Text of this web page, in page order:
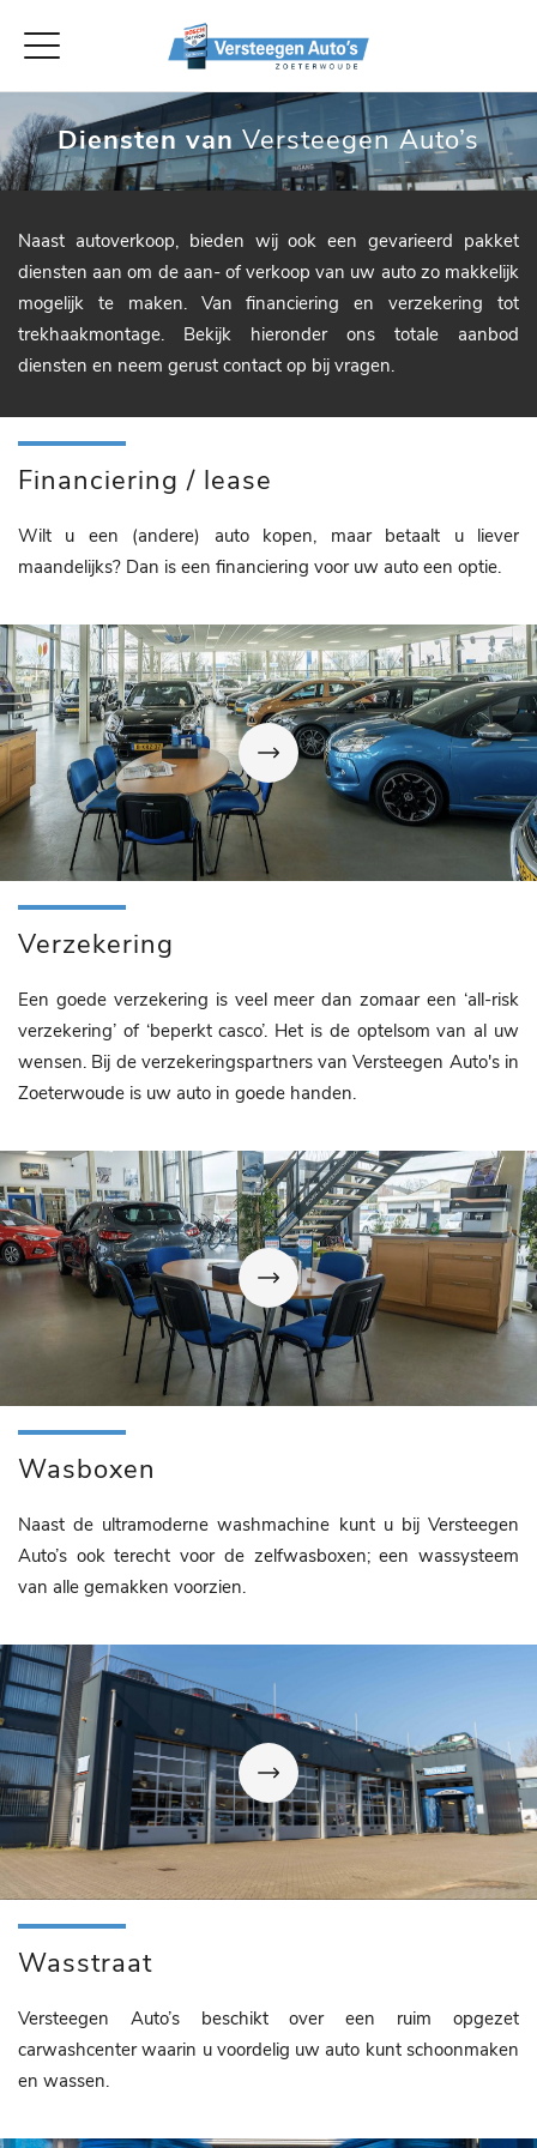
Diensten vanVersteegen Auto’s
Naast autoverkoop, bieden wij ook een gevarieerd pakket
diensten aan om de aan- of verkoop van uw auto zo makkelijk
mogelijk te maken. Van financiering en verzekering tot
trekhaakmontage. Bekijk hieronder ons totale aanbod
diensten en neem gerust contact op bij vragen.
Financiering / lease
Wilt u een (andere) auto kopen, maar betaalt u liever
maandelijks? Dan is een financiering voor uw auto een optie.
Verzekering
Een goede verzekering is veel meer dan zomaar een ‘all-risk
verzekering’ of ‘beperkt casco’. Het is de optelsom van al uw
wensen. Bij de verzekeringspartners van Versteegen Auto's in
Zoeterwoude is uw auto in goede handen.
Wasboxen
Naast de ultramoderne washmachine kunt u bij Versteegen
Auto’s ook terecht voor de zelfwasboxen; een wassysteem
van alle gemakken voorzien.
Wasstraat
Versteegen Auto’s beschikt over een ruim opgezet
carwashcenter waarin u voordelig uw auto kunt schoonmaken
en wassen.